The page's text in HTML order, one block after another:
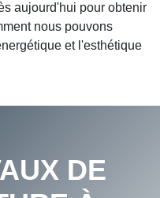
aujourd'hui pour obtenir
nous pouvons
et l'esthétique
DE